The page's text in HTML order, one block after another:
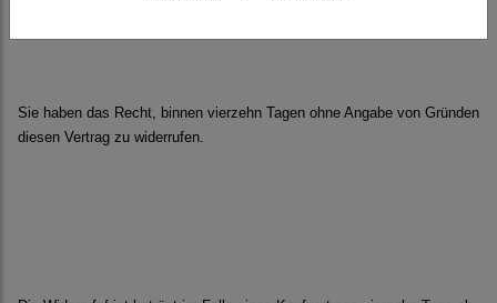
Sie haben das Recht, binnen vierzehn Tagen ohne Angabe von Gründen
diesen Vertrag zu widerrufen.